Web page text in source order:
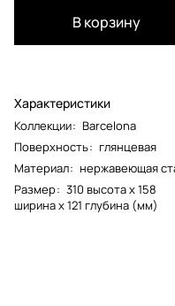
В корзину
Характеристики
Коллекции: Barcelona
Поверхность: глянцевая
Материал: нержавеющая
Размер: 310 высота x 158
ширина x 121 глубина (мм)